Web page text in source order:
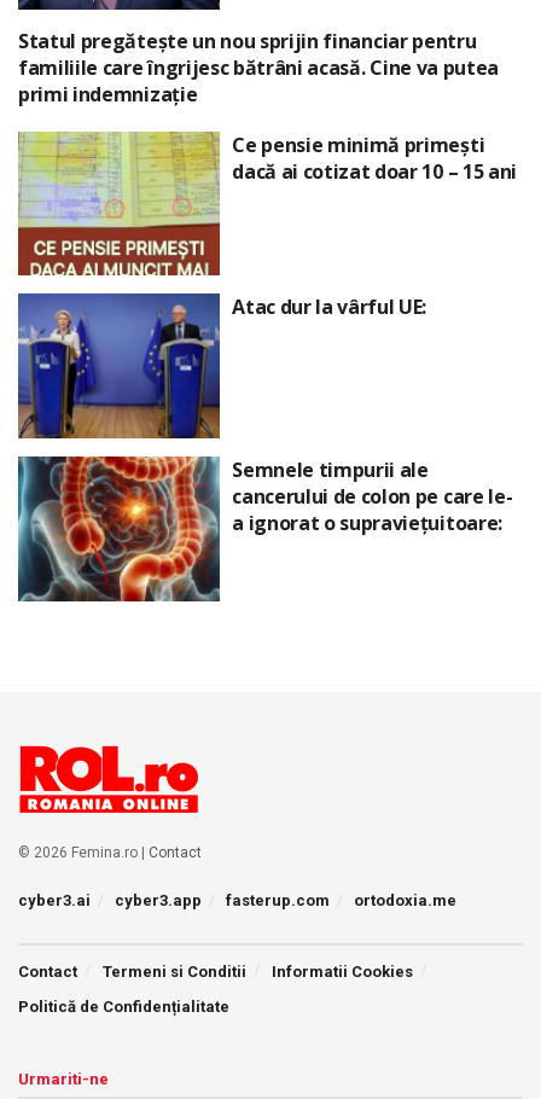
Statul pregătește un nou sprijin financiar pentru
familiile care îngrijesc bătrâni acasă. Cine va putea
primi indemnizație
Ce pensie minimă primești
dacă ai cotizat doar 10 – 15 ani
Atac dur la vârful UE:
Semnele timpurii ale
cancerului de colon pe care le-
a ignorat o supraviețuitoare:
© 2026 Femina.ro | Contact
cyber3.ai cyber3.app fasterup.com ortodoxia.me
Contact Termeni si Conditii
Informatii Cookies
Politică de Confidențialitate
Urmariti-ne